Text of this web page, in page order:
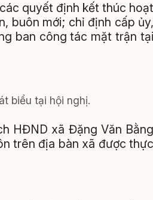
quyết định kết thúc hoạt
buôn mới; chỉ định cấp ủy,
ban công tác mặt trận tại
biểu tại hội nghị.
HĐND xã Đặng Văn Bằng
trên địa bàn xã được thực